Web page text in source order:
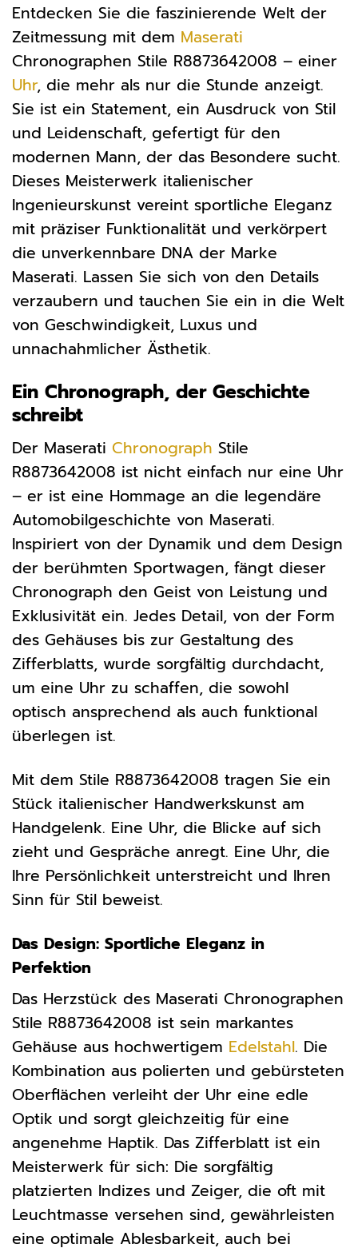
Entdecken Sie die faszinierende Welt der
Zeitmessung mit dem Maserati
Chronographen Stile R8873642008 – einer
Uhr, die mehr als nur die Stunde anzeigt.
Sie ist ein Statement, ein Ausdruck von Stil
und Leidenschaft, gefertigt für den
modernen Mann, der das Besondere sucht.
Dieses Meisterwerk italienischer
Ingenieurskunst vereint sportliche Eleganz
mit präziser Funktionalität und verkörpert
die unverkennbare DNA der Marke
Maserati. Lassen Sie sich von den Details
verzaubern und tauchen Sie ein in die Welt
von Geschwindigkeit, Luxus und
unnachahmlicher Ästhetik.
Ein Chronograph, der Geschichte
schreibt
Der Maserati Chronograph Stile
R8873642008 ist nicht einfach nur eine Uhr
– er ist eine Hommage an die legendäre
Automobilgeschichte von Maserati.
Inspiriert von der Dynamik und dem Design
der berühmten Sportwagen, fängt dieser
Chronograph den Geist von Leistung und
Exklusivität ein. Jedes Detail, von der Form
des Gehäuses bis zur Gestaltung des
Zifferblatts, wurde sorgfältig durchdacht,
um eine Uhr zu schaffen, die sowohl
optisch ansprechend als auch funktional
überlegen ist.
Mit dem Stile R8873642008 tragen Sie ein
Stück italienischer Handwerkskunst am
Handgelenk. Eine Uhr, die Blicke auf sich
zieht und Gespräche anregt. Eine Uhr, die
Ihre Persönlichkeit unterstreicht und Ihren
Sinn für Stil beweist.
Das Design: Sportliche Eleganz in
Perfektion
Das Herzstück des Maserati Chronographen
Stile R8873642008 ist sein markantes
Gehäuse aus hochwertigem Edelstahl. Die
Kombination aus polierten und gebürsteten
Oberflächen verleiht der Uhr eine edle
Optik und sorgt gleichzeitig für eine
angenehme Haptik. Das Zifferblatt ist ein
Meisterwerk für sich: Die sorgfältig
platzierten Indizes und Zeiger, die oft mit
Leuchtmasse versehen sind, gewährleisten
eine optimale Ablesbarkeit, auch bei